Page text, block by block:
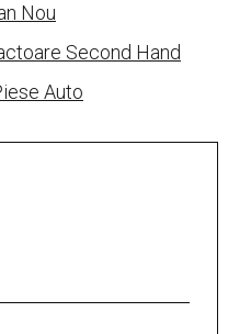
Nou
Second Hand
Auto